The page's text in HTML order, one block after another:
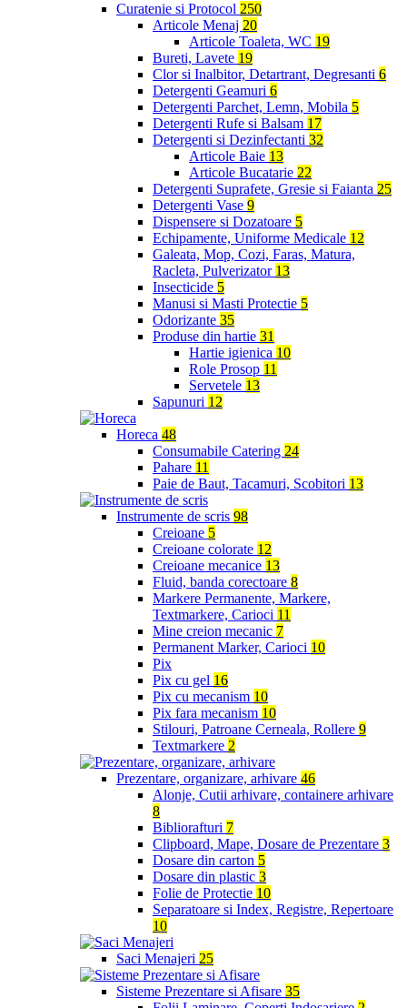
Curatenie si Protocol 250
Articole Menaj 20
Articole Toaleta, WC 19
Bureti, Lavete 19
Clor si Inalbitor, Detartrant, Degresanti 6
Detergenti Geamuri 6
Detergenti Parchet, Lemn, Mobila 5
Detergenti Rufe si Balsam 17
Detergenti si Dezinfectanti 32
Articole Baie 13
Articole Bucatarie 22
Detergenti Suprafete, Gresie si Faianta 25
Detergenti Vase 9
Dispensere si Dozatoare 5
Echipamente, Uniforme Medicale 12
Galeata, Mop, Cozi, Faras, Matura,
Racleta, Pulverizator 13
Insecticide 5
Manusi si Masti Protectie 5
Odorizante 35
Produse din hartie 31
Hartie igienica 10
Role Prosop 11
Servetele 13
Sapunuri 12
Horeca 48
Consumabile Catering 24
Pahare 11
Paie de Baut, Tacamuri, Scobitori 13
Instrumente de scris 98
Creioane 5
Creioane colorate 12
Creioane mecanice 13
Fluid, banda corectoare 8
Markere Permanente, Markere,
Textmarkere, Carioci 11
Mine creion mecanic 7
Permanent Marker, Carioci 10
Pix
Pix cu gel 16
Pix cu mecanism 10
Pix fara mecanism 10
Stilouri, Patroane Cerneala, Rollere 9
Textmarkere 2
Prezentare, organizare, arhivare 46
Alonje, Cutii arhivare, containere arhivare
8
Bibliorafturi 7
Clipboard, Mape, Dosare de Prezentare 3
Dosare din carton 5
Dosare din plastic 3
Folie de Protectie 10
Separatoare si Index, Registre, Repertoare
10
Saci Menajeri 25
Sisteme Prezentare si Afisare 35